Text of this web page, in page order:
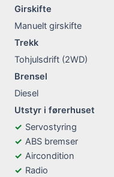
Girskifte
Manuelt girskifte
Trekk
Tohjulsdrift (2WD)
Brensel
Diesel
Utstyr i førerhuset
Servostyring
ABS bremser
Aircondition
Radio